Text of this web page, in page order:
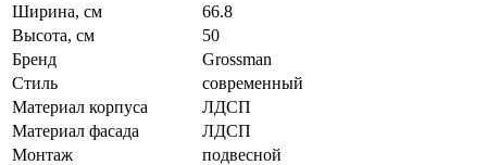
Ширина, см
66.8
Высота, см
50
Бренд
Grossman
Стиль
современный
Материал корпуса
ЛДСП
Материал фасада
ЛДСП
Монтаж
подвесной